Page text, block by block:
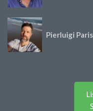
Pierluigi Paris